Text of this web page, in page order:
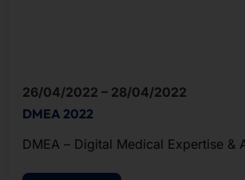
26/04/2022 – 28/04/2022
DMEA 2022
DMEA – Digital Medical Expertise &